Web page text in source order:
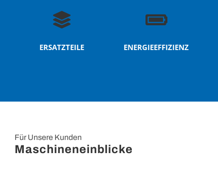
ERSATZTEILE ENERGIEEFFIZIENZ
Für Unsere Kunden
Maschineneinblicke